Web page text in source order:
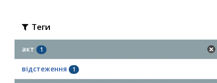
Теги
акт 1
відстеження 1